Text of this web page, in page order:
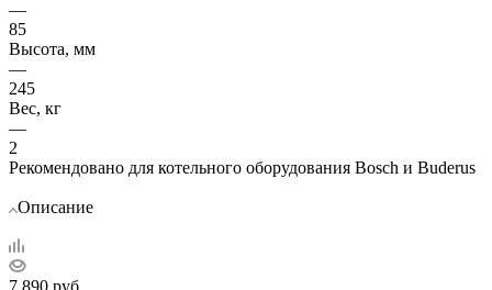
—
85
Высота, мм
—
245
Вес, кг
—
2
Рекомендовано для котельного оборудования Bosch и Buderus
Описание
7 890 руб.